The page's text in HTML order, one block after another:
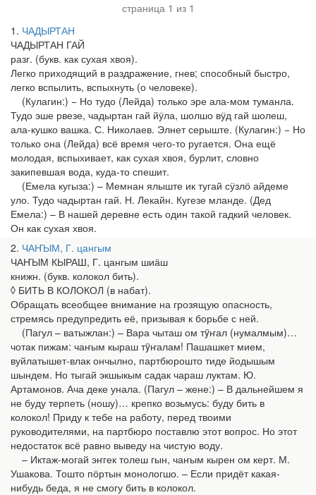
страница 1 из 1
1 ЧАДЫРТАН
ЧАДЫРТАН ГАЙ
разг. (букв. как сухая хвоя).
Легко приходящий в раздражение, гнев; способный быстро,
легко вспылить, вспыхнуть (о человеке).
(Кулагин:) − Но тудо (Лейда) только эре ала-мом туманла.
Тудо эше рвезе, чадыртан гай йӱла, шолшо вӱд гай шолеш,
ала-кушко вашка. С. Николаев. Элнет серыште. (Кулагин:) − Но
только она (Лейда) всё время чего-то ругается. Она ещё
молодая, вспыхивает, как сухая хвоя, бурлит, словно
закипевшая вода, куда-то спешит.
(Емела кугыза:) – Мемнан ялыште ик тугай сӱзлӧ айдеме
уло. Тудо чадыртан гай. Н. Лекайн. Кугезе мланде. (Дед
Емела:) – В нашей деревне есть один такой гадкий человек.
Он как сухая хвоя.
2 ЧАҤЫМ, Г. цангым
ЧАҤЫМ КЫРАШ, Г. цангым шиӓш
книжн. (букв. колокол бить).
◊ БИТЬ В КОЛОКОЛ (в набат).
Обращать всеобщее внимание на грозящую опасность,
стремясь предупредить её, призывая к борьбе с ней.
(Пагул – ватыжлан:) – Вара чыташ ом тÿҥал (нумалмым)…
чотак пижам: чаҥым кыраш тÿҥалам! Пашашкет мием,
вуйлатышет-влак ончылно, партбюрошто тиде йодышым
шындем. Но тыгай экшыкым садак чараш луктам. Ю.
Артамонов. Ача деке унала. (Пагул – жене:) – В дальнейшем я
не буду терпеть (ношу)… крепко возьмусь: буду бить в
колокол! Приду к тебе на работу, перед твоими
руководителями, на партбюро поставлю этот вопрос. Но этот
недостаток всё равно выведу на чистую воду.
– Иктаж-могай эҥгек толеш гын, чаҥым кырен ом керт. М.
Ушакова. Тошто пӧртын монологшо. – Если придёт какая-
нибудь беда, я не смогу бить в колокол.